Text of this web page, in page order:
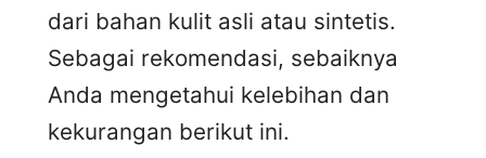
dari bahan kulit asli atau sintetis.
Sebagai rekomendasi, sebaiknya
Anda mengetahui kelebihan dan
kekurangan berikut ini.